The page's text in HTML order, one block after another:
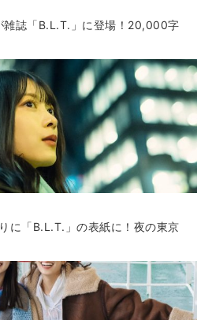
雑誌「B.L.T.」に登場！20,000字
に「B.L.T.」の表紙に！夜の東京